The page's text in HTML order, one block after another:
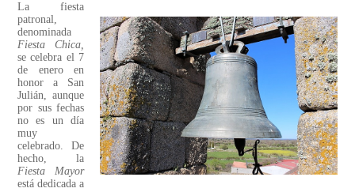
La fiesta
patronal,
denominada
Fiesta Chica,
se celebra el 7
de enero en
honor a San
Julián, aunque
por sus fechas
no es un día
muy
celebrado. De
hecho, la
Fiesta Mayor
está dedicada a